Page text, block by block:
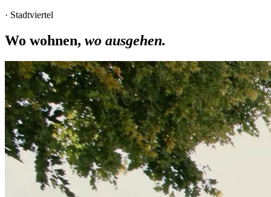
· Stadtviertel
Wo wohnen, wo ausgehen.